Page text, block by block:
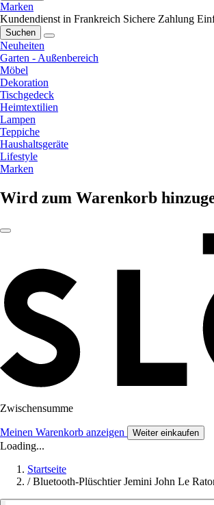
Marken
Kundendienst in Frankreich Sichere Zahlung
Suchen
Neuheiten
Garten - Außenbereich
Möbel
Dekoration
Tischgedeck
Heimtextilien
Lampen
Teppiche
Haushaltsgeräte
Lifestyle
Marken
Wird zum Warenkorb
Zwischensumme
Meinen Warenkorb anzeigen Weiter einkaufen
Loading...
Startseite
/ Bluetooth-Plüschtier Jemini John Le